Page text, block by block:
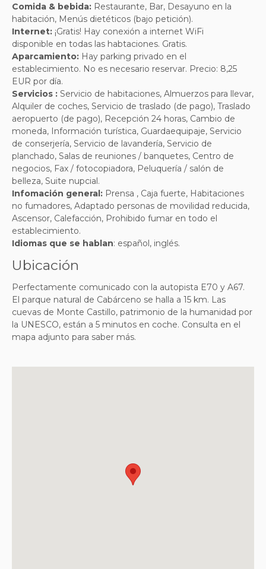
Comida & bebida: Restaurante, Bar, Desayuno en la
habitación, Menús dietéticos (bajo petición).
Internet: ¡Gratis! Hay conexión a internet WiFi
disponible en todas las habtaciones. Gratis.
Aparcamiento: Hay parking privado en el
establecimiento. No es necesario reservar. Precio: 8,25
EUR por día.
Servicios : Servicio de habitaciones, Almuerzos para llevar,
Alquiler de coches, Servicio de traslado (de pago), Traslado
aeropuerto (de pago), Recepción 24 horas, Cambio de
moneda, Información turística, Guardaequipaje, Servicio
de conserjería, Servicio de lavandería, Servicio de
planchado, Salas de reuniones / banquetes, Centro de
negocios, Fax / fotocopiadora, Peluquería / salón de
belleza, Suite nupcial.
Infomación general: Prensa , Caja fuerte, Habitaciones
no fumadores, Adaptado personas de movilidad reducida,
Ascensor, Calefacción, Prohibido fumar en todo el
establecimiento.
Idiomas que se hablan: español, inglés.
Ubicación
Perfectamente comunicado con la autopista E70 y A67.
El parque natural de Cabárceno se halla a 15 km. Las
cuevas de Monte Castillo, patrimonio de la humanidad por
la UNESCO, están a 5 minutos en coche. Consulta en el
mapa adjunto para saber más.